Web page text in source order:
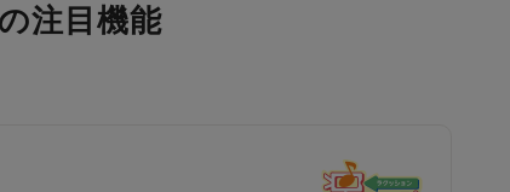
注目機能